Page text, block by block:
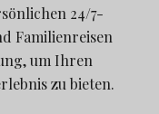
24/7-
Familienreisen
um Ihren
zu bieten.